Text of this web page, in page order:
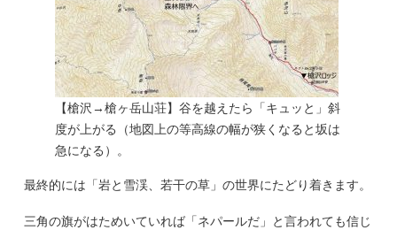
【槍沢→槍ヶ岳山荘】谷を越えたら「キュッと」斜
度が上がる（地図上の等高線の幅が狭くなると坂は
急になる）。
最終的には「岩と雪渓、若干の草」の世界にたどり着きます。
三角の旗がはためいていれば「ネパールだ」と言われても信じ